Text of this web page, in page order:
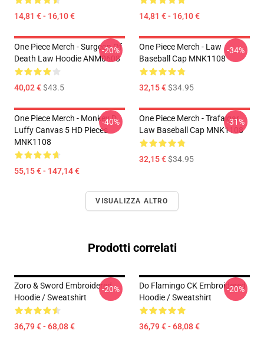
14,81 € - 16,10 € 14,81 € - 16,10 €
One Piece Merch - Surgeon Of
Death Law Hoodie ANM0608
40,02 €$43.5
-20%
One Piece Merch - Law
Baseball Cap MNK1108
32,15 €$34.95
-34%
One Piece Merch - Monkey D.
Luffy Canvas 5 HD Pieces
MNK1108
55,15 € - 147,14 €
-40%
One Piece Merch - Trafalgar
Law Baseball Cap MNK1108
32,15 €$34.95
-31%
VISUALIZZA ALTRO
Prodotti correlati
Zoro & Sword Embroidered
Hoodie / Sweatshirt
36,79 € - 68,08 €
-20%
Do Flamingo CK Embroidered
Hoodie / Sweatshirt
36,79 € - 68,08 €
-20%